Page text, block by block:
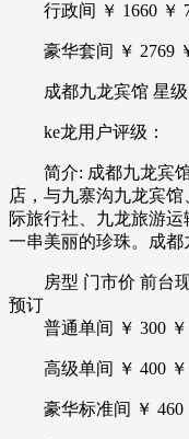
行政间 ￥ 1660 ￥
豪华套间 ￥ 2769 ￥
成都九龙宾馆 星
ke龙用户评级：
简介: 成都九龙宾馆
店，与九寨沟九龙宾
际旅行社、九龙旅游
一串美丽的珍珠。成
房型 门市价 前台现
预订
普通单间 ￥ 300 ￥
高级单间 ￥ 400 ￥
豪华标准间 ￥ 460